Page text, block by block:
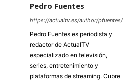
Pedro Fuentes
https://actualtv.es/author/pfuentes/
Pedro Fuentes es periodista y
redactor de ActualTV
especializado en televisión,
series, entretenimiento y
plataformas de streaming. Cubre